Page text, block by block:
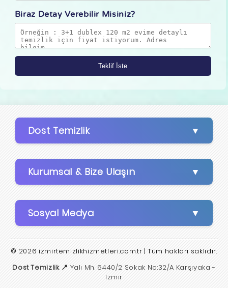
Biraz Detay Verebilir Misiniz?
Dost Temizlik
Kurumsal & Bize Ulaşın
Sosyal Medya
© 2026 izmirtemizlikhizmetleri.com.tr | Tüm hakları saklıdır.
Dost Temizlik 📍 Yalı Mh. 6440/2 Sokak No:32/A Karşıyaka -
İzmir